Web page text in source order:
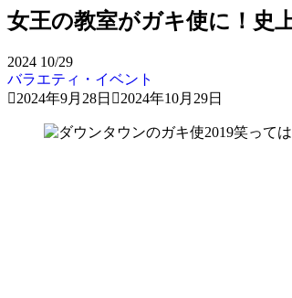
女王の教室がガキ使に！史
2024 10/29
バラエティ・イベント
2024年9月28日
2024年10月29日